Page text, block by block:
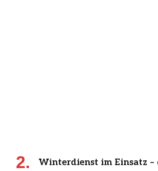
Winterdienst im Einsatz